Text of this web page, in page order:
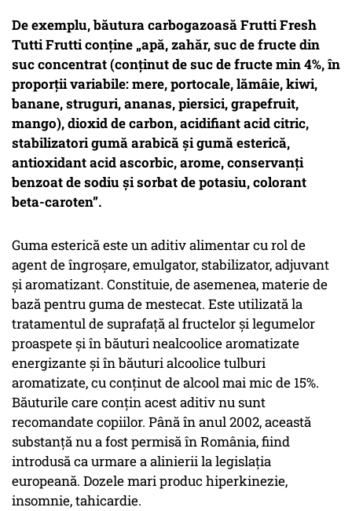
De exemplu, băutura carbogazoasă Frutti Fresh
Tutti Frutti conține „apă, zahăr, suc de fructe din
suc concentrat (conținut de suc de fructe min 4%, în
proporții variabile: mere, portocale, lămâie, kiwi,
banane, struguri, ananas, piersici, grapefruit,
mango), dioxid de carbon, acidifiant acid citric,
stabilizatori gumă arabică și gumă esterică,
antioxidant acid ascorbic, arome, conservanți
benzoat de sodiu și sorbat de potasiu, colorant
beta-caroten”.
Guma esterică este un aditiv alimentar cu rol de
agent de îngroşare, emulgator, stabilizator, adjuvant
şi aromatizant. Constituie, de asemenea, materie de
bază pentru guma de mestecat. Este utilizată la
tratamentul de suprafaţă al fructelor şi legumelor
proaspete şi în băuturi nealcoolice aromatizate
energizante şi în băuturi alcoolice tulburi
aromatizate, cu conţinut de alcool mai mic de 15%.
Băuturile care conţin acest aditiv nu sunt
recomandate copiilor. Până în anul 2002, această
substanţă nu a fost permisă în România, fiind
introdusă ca urmare a alinierii la legislaţia
europeană. Dozele mari produc hiperkinezie,
insomnie, tahicardie.